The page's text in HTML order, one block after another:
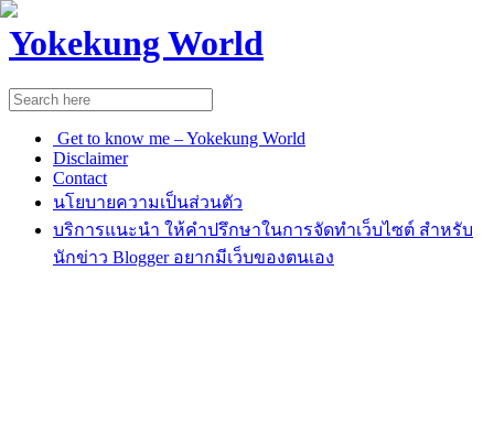
Yokekung World
Get to know me – Yokekung World
Disclaimer
Contact
นโยบายความเป็นส่วนตัว
บริการแนะนำ ให้คำปรึกษาในการจัดทำเว็บไซต์ สำหรับ
นักข่าว Blogger อยากมีเว็บของตนเอง